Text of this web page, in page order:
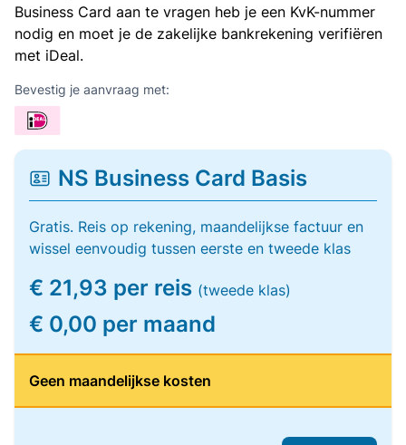
Business Card aan te vragen heb je een KvK-nummer
nodig en moet je de zakelijke bankrekening verifiëren
met iDeal.
Bevestig je aanvraag met:
NS Business Card Basis
Gratis. Reis op rekening, maandelijkse factuur en
wissel eenvoudig tussen eerste en tweede klas
€ 21,93 per reis (tweede klas)
€ 0,00 per maand
Geen maandelijkse kosten